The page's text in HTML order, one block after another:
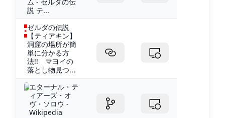
ム - ゼルダの伝
説 テ...
ゼルダの伝説
【ティアキン】
洞窟の場所が簡
単に分かる方
法!! マヨイの
落とし物見つ...
エターナル・テ
ィアーズ・オ
ヴ・ソロウ -
Wikipedia